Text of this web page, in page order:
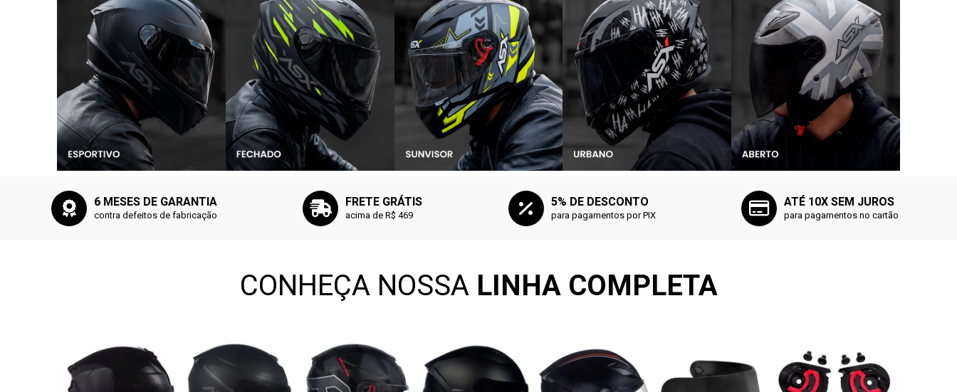
VISEIRAS ASX
Ver todos
6 MESES DE GARANTIA
contra defeitos de fabricação
FRETE GRÁTIS
acima de R$ 469
5% DE DESCONTO
para pagamentos por PIX
ATÉ 10X SEM JUROS
para pagamentos no cartão
CONHEÇA NOSSA LINHA COMPLETA